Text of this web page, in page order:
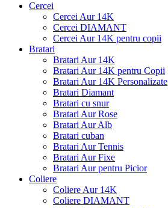
Cercei
Cercei Aur 14K
Cercei DIAMANT
Cercei Aur 14K pentru copii
Bratari
Bratari Aur 14K
Bratari Aur 14K pentru Copii
Bratari Aur 14K Personalizate
Bratari Diamant
Bratari cu snur
Bratari Aur Rose
Bratari Aur Alb
Bratari cuban
Bratari Aur Tennis
Bratari Aur Fixe
Bratari Aur pentru Picior
Coliere
Coliere Aur 14K
Coliere DIAMANT